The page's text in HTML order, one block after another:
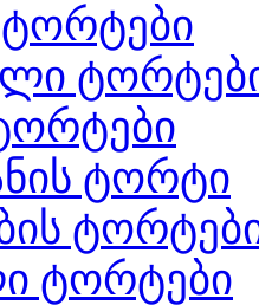
ტორტები
ტორტი
ტორტები